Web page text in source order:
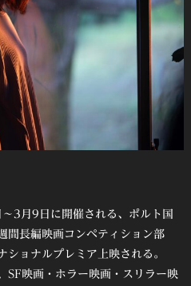
3月9日に開催される、ポルト国
間長編映画コンペティション部
ショナルプレミア上映される。
SF映画・ホラー映画・スリラー映